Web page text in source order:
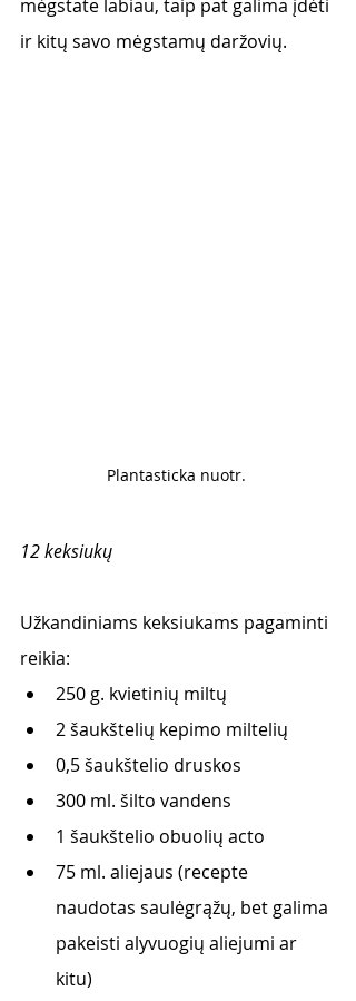
mėgstate labiau, taip pat galima įdėti
ir kitų savo mėgstamų daržovių.
Plantasticka nuotr.
12 keksiukų
Užkandiniams keksiukams pagaminti
reikia:
250 g. kvietinių miltų
2 šaukštelių kepimo miltelių
0,5 šaukštelio druskos
300 ml. šilto vandens
1 šaukštelio obuolių acto
75 ml. aliejaus (recepte
naudotas saulėgrąžų, bet galima
pakeisti alyvuogių aliejumi ar
kitu)